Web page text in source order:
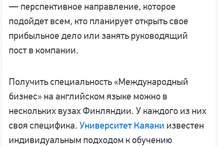
— перспективное направление, которое
подойдет всем, кто планирует открыть свое
прибыльное дело или занять руководящий
пост в компании.
Получить специальность «Международный
бизнес» на английском языке можно в
нескольких вузах Финляндии. У каждого из них
своя специфика. Университет Каяани известен
индивидуальным подходом к обучению